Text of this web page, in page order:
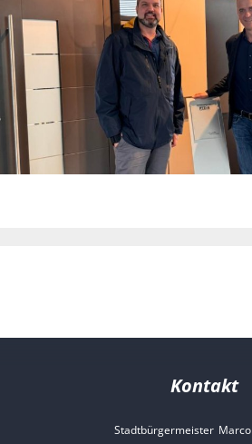
Kontakt
Stadtbürgermeister Marco